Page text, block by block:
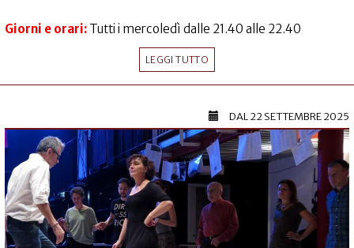
Giorni e orari: Tutti i mercoledì dalle 21.40 alle 22.40
LEGGI TUTTO
DAL22 SETTEMBRE 2025